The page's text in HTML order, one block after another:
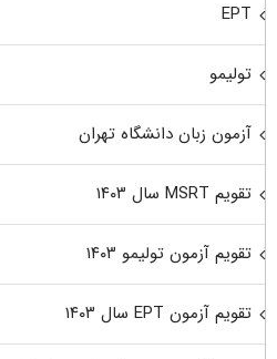
EPT
تولیمو
آزمون زبان دانشگاه تهران
تقویم MSRT سال ۱۴۰۳
تقویم آزمون تولیمو ۱۴۰۳
تقویم آزمون EPT سال ۱۴۰۳